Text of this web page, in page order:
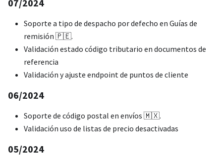
07/2024
Soporte a tipo de despacho por defecho en Guías de
remisión 🇵🇪.
Validación estado código tributario en documentos de
referencia
Validación y ajuste endpoint de puntos de cliente
06/2024
Soporte de código postal en envíos 🇲🇽.
Validación uso de listas de precio desactivadas
05/2024